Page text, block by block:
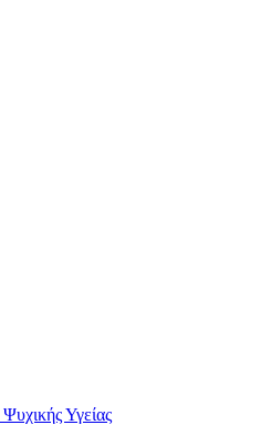
Υγείας